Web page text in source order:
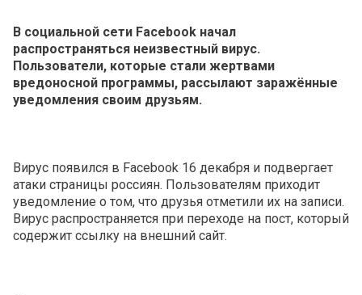
В социальной сети Facebook начал
распространяться неизвестный вирус.
Пользователи, которые стали жертвами
вредоносной программы, рассылают заражённые
уведомления своим друзьям.
Вирус появился в Facebook 16 декабря и подвергает
атаки страницы россиян. Пользователям приходит
уведомление о том, что друзья отметили их на записи.
Вирус распространяется при переходе на пост, который
содержит ссылку на внешний сайт.